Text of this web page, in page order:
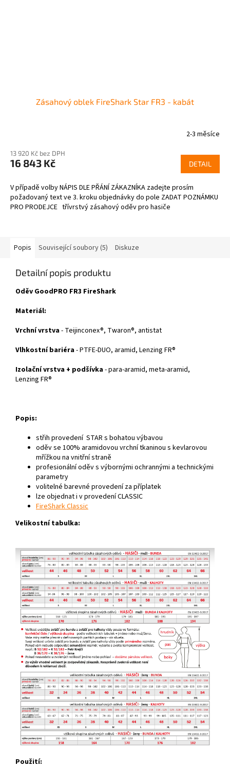
Zásahový oblek FireShark Star FR3 - kabát
2-3 měsíce
13 920 Kč bez DPH
16 843 Kč DETAIL
V případě volby NÁPIS DLE PŘÁNÍ ZÁKAZNÍKA zadejte prosím
požadovaný text ve 3. kroku objednávky do pole ZADAT POZNÁMKU
PRO PRODEJCE třívrstvý zásahový oděv pro hasiče
Popis Související soubory (5) Diskuze
Detailní popis produktu
Oděv GoodPRO FR3 FireShark
Materiál:
Vrchní vrstva- Teijinconex®, Twaron®, antistat
Vlhkostní bariéra- PTFE-DUO, aramid, Lenzing FR®
Izolační vrstva + podšívka- para-aramid, meta-aramid,
Lenzing FR®
Popis:
střih provedení STAR s bohatou výbavou
oděv se 100% aramidovou vrchní tkaninou s kevlarovou
mřížkou na vnitřní straně
profesionální oděv s výbornými ochrannými a technickými
parametry
volitelné barevné provedení za příplatek
lze objednat i v provedení CLASSIC
FireShark Classic
Velikostní tabulka:
Použití: